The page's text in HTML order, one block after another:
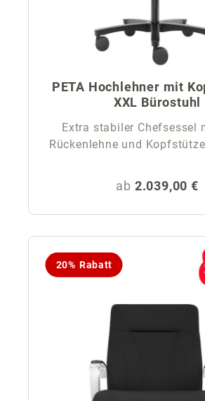
PETA Hochlehner mit
XXL Bürostuhl
Extra stabiler Chefsessel
Rückenlehne und
Regulärer
ab 2.039,00 €
20% Rabatt